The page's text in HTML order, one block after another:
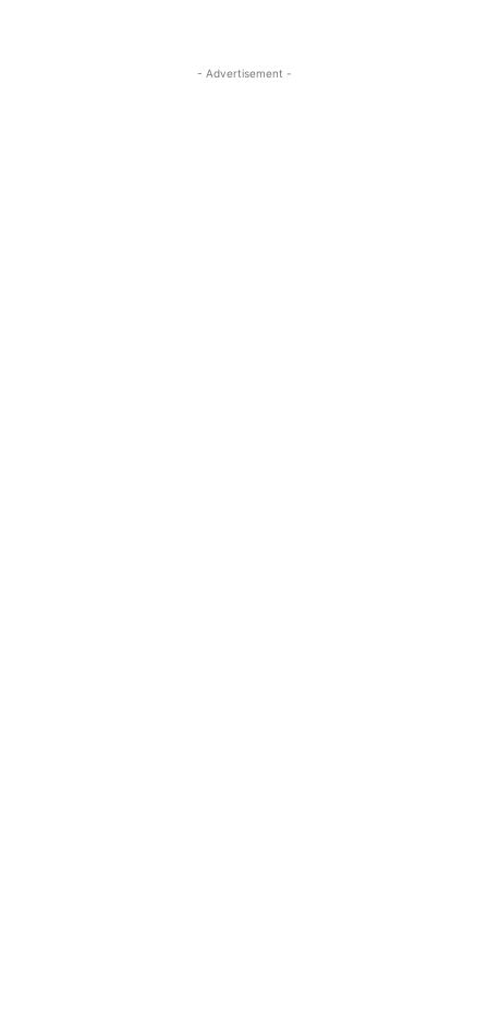
- Advertisement -